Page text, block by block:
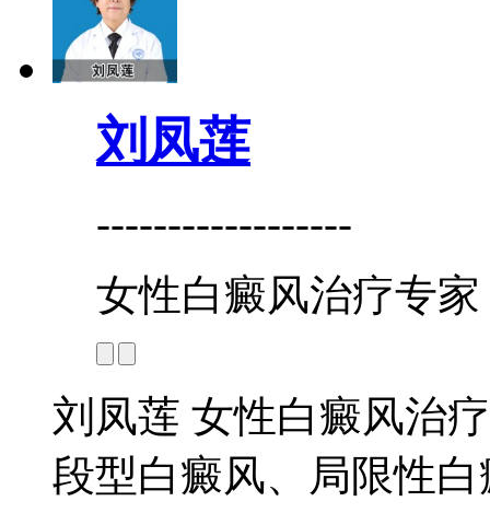
刘凤莲
------------------
女性白癜风治疗专家
刘凤莲 女性白癜风治
段型白癜风、局限性